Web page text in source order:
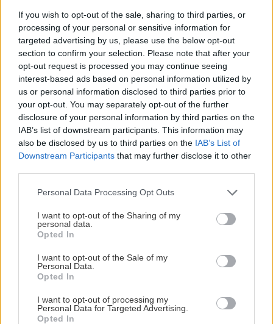
If you wish to opt-out of the sale, sharing to third parties, or
processing of your personal or sensitive information for
targeted advertising by us, please use the below opt-out
section to confirm your selection. Please note that after your
opt-out request is processed you may continue seeing
interest-based ads based on personal information utilized by
us or personal information disclosed to third parties prior to
your opt-out. You may separately opt-out of the further
disclosure of your personal information by third parties on the
IAB’s list of downstream participants. This information may
also be disclosed by us to third parties on the IAB’s List of
Downstream Participants that may further disclose it to other
Please note that this website/app uses one or more Google
not limited to your visit or usage behaviour. You may click to
grant or deny consent to Google and its third-party tags to
use your data for below specified purposes in below Google
consent section.
Personal Data Processing Opt Outs
I want to opt-out of the Sharing of my
personal data.
Opted In
I want to opt-out of the Sale of my
Personal Data.
Opted In
I want to opt-out of processing my
Personal Data for Targeted Advertising.
Opted In
δέσει το ρυζόγαλο, κατεβάζετ την κατσαρόλα από
την φωτιά και ρίχνετε μέσα τη βανίλια,
ανακατεύετε και σερβίρετε. Το αφήνετε να
κρυώσει, το πασπαλίζετε με λίγη κανέλα και το
γαρνίρετε αν θέλετε με φύλλα δυόσμου.
N.Γ.